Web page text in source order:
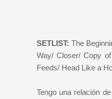
SETLIST:The
Way/ Closer/ Copy
Feeds/ Head Like a
Tengo una relación